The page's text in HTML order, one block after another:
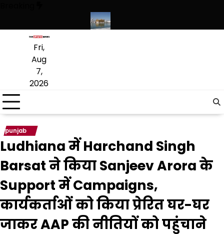
content
Fri,
Aug
7,
2026
punjab
Ludhiana में Harchand Singh
Barsat ने किया Sanjeev Arora के
Support में Campaigns,
कार्यकर्ताओं को किया प्रेरित घर-घर
जाकर AAP की नीतियों को पहुंचाने